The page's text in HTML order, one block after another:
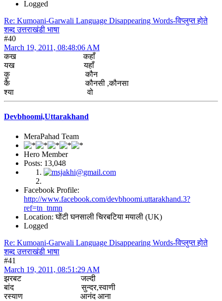
Logged
Re: Kumoani-Garwali Language Disappearing Words-विप्लुप्त होते
शब्द उत्तराखंडी भाषा
#40
March 19, 2011, 08:48:06 AM
कख कहाँ
यख यहाँ
कु कौन
कै कौनसी ,कौनसा
श्या वो
Devbhoomi,Uttarakhand
MeraPahad Team
Hero Member
Posts: 13,048
Facebook Profile:
http://www.facebook.com/devbhoomi.uttarakhand.3?
ref=tn_tnmn
Location: घोंटी घनसाली चिरबटिया मयाली (UK)
Logged
Re: Kumoani-Garwali Language Disappearing Words-विप्लुप्त होते
शब्द उत्तराखंडी भाषा
#41
March 19, 2011, 08:51:29 AM
झरबट जल्दी
बांद सुन्दर,स्वाणी
रस्याण आनंद आना